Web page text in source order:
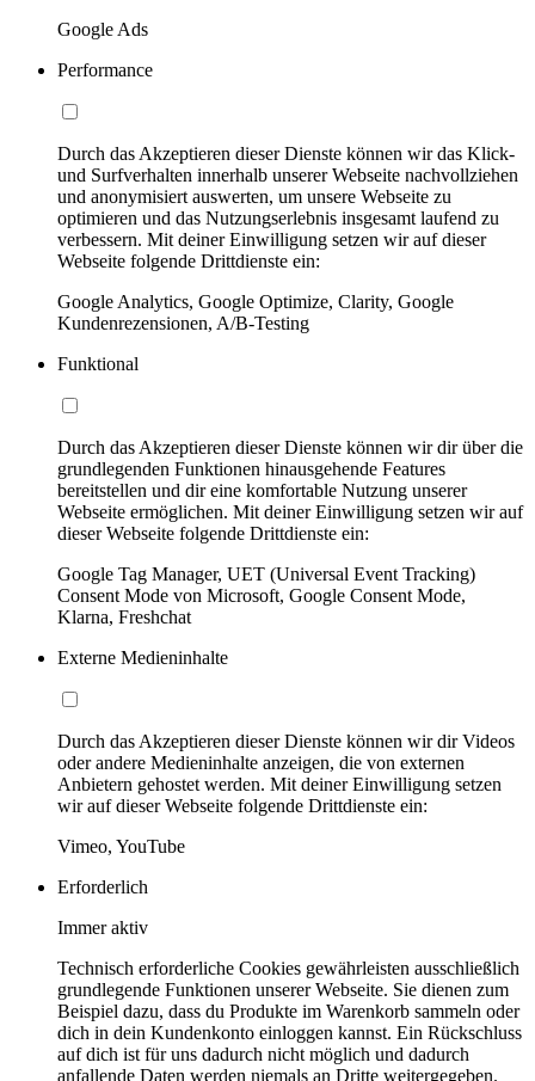
Google Ads
Performance
Durch das Akzeptieren dieser Dienste können wir das Klick-
und Surfverhalten innerhalb unserer Webseite nachvollziehen
und anonymisiert auswerten, um unsere Webseite zu
optimieren und das Nutzungserlebnis insgesamt laufend zu
verbessern. Mit deiner Einwilligung setzen wir auf dieser
Webseite folgende Drittdienste ein:
Google Analytics, Google Optimize, Clarity, Google
Kundenrezensionen, A/B-Testing
Funktional
Durch das Akzeptieren dieser Dienste können wir dir über die
grundlegenden Funktionen hinausgehende Features
bereitstellen und dir eine komfortable Nutzung unserer
Webseite ermöglichen. Mit deiner Einwilligung setzen wir auf
dieser Webseite folgende Drittdienste ein:
Google Tag Manager, UET (Universal Event Tracking)
Consent Mode von Microsoft, Google Consent Mode,
Klarna, Freshchat
Externe Medieninhalte
Durch das Akzeptieren dieser Dienste können wir dir Videos
oder andere Medieninhalte anzeigen, die von externen
Anbietern gehostet werden. Mit deiner Einwilligung setzen
wir auf dieser Webseite folgende Drittdienste ein:
Vimeo, YouTube
Erforderlich
Immer aktiv
Technisch erforderliche Cookies gewährleisten ausschließlich
grundlegende Funktionen unserer Webseite. Sie dienen zum
Beispiel dazu, dass du Produkte im Warenkorb sammeln oder
dich in dein Kundenkonto einloggen kannst. Ein Rückschluss
auf dich ist für uns dadurch nicht möglich und dadurch
anfallende Daten werden niemals an Dritte weitergegeben.